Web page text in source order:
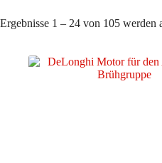
Ergebnisse 1 – 24 von 105 werden